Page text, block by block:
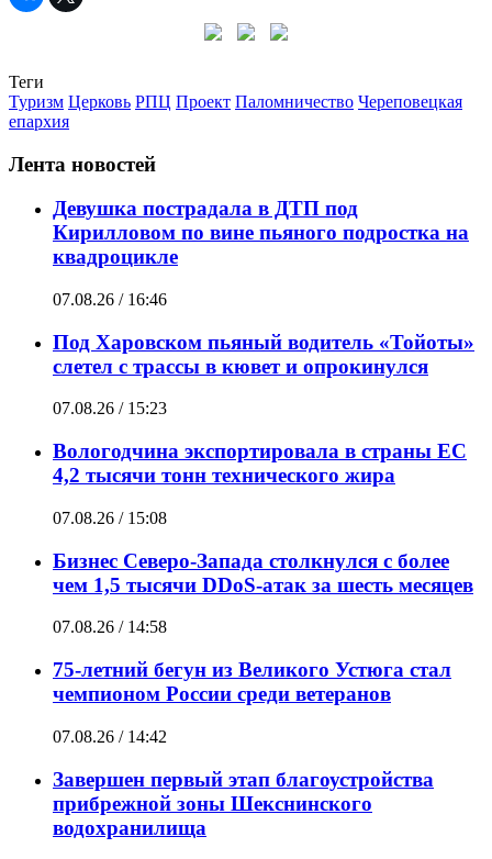
Теги
Туризм Церковь РПЦ Проект Паломничество Череповецкая
епархия
Лента новостей
Девушка пострадала в ДТП под
Кирилловом по вине пьяного подростка на
квадроцикле
07.08.26 / 16:46
Под Харовском пьяный водитель «Тойоты»
слетел с трассы в кювет и опрокинулся
07.08.26 / 15:23
Вологодчина экспортировала в страны ЕС
4,2 тысячи тонн технического жира
07.08.26 / 15:08
Бизнес Северо-Запада столкнулся с более
чем 1,5 тысячи DDoS-атак за шесть месяцев
07.08.26 / 14:58
75-летний бегун из Великого Устюга стал
чемпионом России среди ветеранов
07.08.26 / 14:42
Завершен первый этап благоустройства
прибрежной зоны Шекснинского
водохранилища